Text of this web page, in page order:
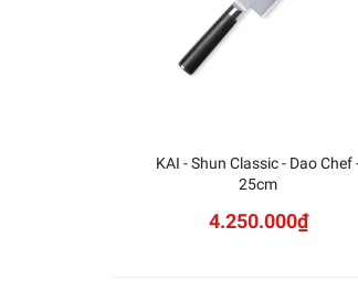
KAI - Shun Classic - Dao Chef
25cm
4.250.000₫